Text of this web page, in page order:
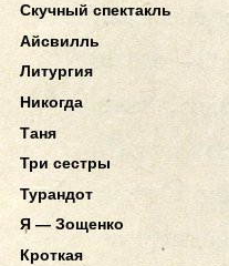
Скучный спектакль
Айсвилль
Литургия
Никогда
Таня
Три сестры
Турандот
Я — Зощенко
Кроткая